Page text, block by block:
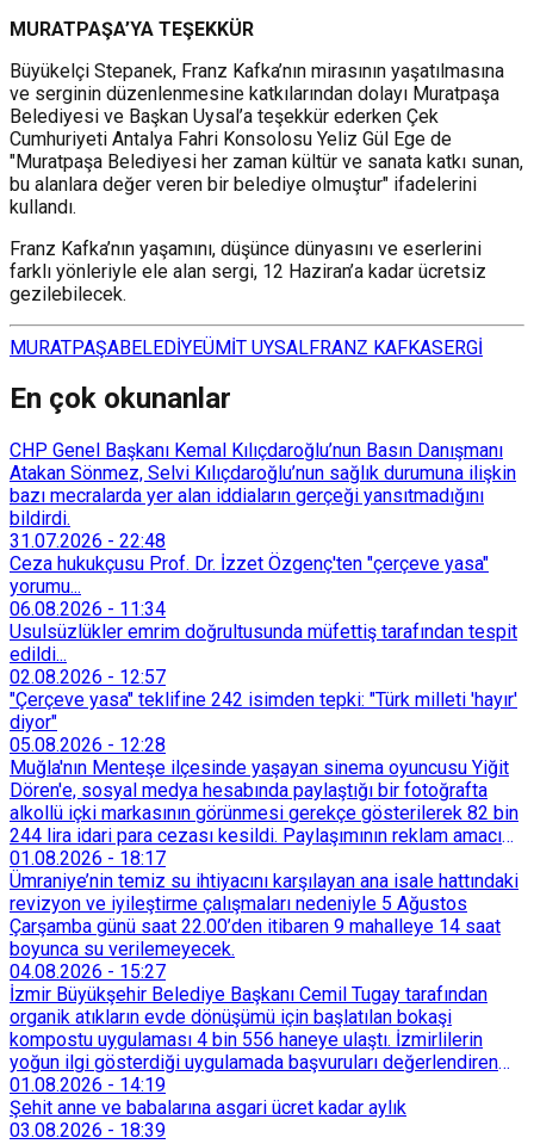
MURATPAŞA’YA TEŞEKKÜR
Büyükelçi Stepanek, Franz Kafka’nın mirasının yaşatılmasına
ve serginin düzenlenmesine katkılarından dolayı Muratpaşa
Belediyesi ve Başkan Uysal’a teşekkür ederken Çek
Cumhuriyeti Antalya Fahri Konsolosu Yeliz Gül Ege de
"Muratpaşa Belediyesi her zaman kültür ve sanata katkı sunan,
bu alanlara değer veren bir belediye olmuştur" ifadelerini
kullandı.
Franz Kafka’nın yaşamını, düşünce dünyasını ve eserlerini
farklı yönleriyle ele alan sergi, 12 Haziran’a kadar ücretsiz
gezilebilecek.
MURATPAŞABELEDİYEÜMİT UYSALFRANZ KAFKASERGİ
En çok okunanlar
CHP Genel Başkanı Kemal Kılıçdaroğlu’nun Basın Danışmanı
Atakan Sönmez, Selvi Kılıçdaroğlu’nun sağlık durumuna ilişkin
bazı mecralarda yer alan iddiaların gerçeği yansıtmadığını
bildirdi.
31.07.2026 - 22:48
Ceza hukukçusu Prof. Dr. İzzet Özgenç'ten "çerçeve yasa"
yorumu...
06.08.2026 - 11:34
Usulsüzlükler emrim doğrultusunda müfettiş tarafından tespit
edildi...
02.08.2026 - 12:57
"Çerçeve yasa" teklifine 242 isimden tepki: "Türk milleti 'hayır'
diyor"
05.08.2026 - 12:28
Muğla'nın Menteşe ilçesinde yaşayan sinema oyuncusu Yiğit
Dören'e, sosyal medya hesabında paylaştığı bir fotoğrafta
alkollü içki markasının görünmesi gerekçe gösterilerek 82 bin
244 lira idari para cezası kesildi. Paylaşımının reklam amacı
taşımadığını savunan Dören, cezanın iptali için yargıya
başvurdu.
01.08.2026 - 18:17
Ümraniye’nin temiz su ihtiyacını karşılayan ana isale hattındaki
revizyon ve iyileştirme çalışmaları nedeniyle 5 Ağustos
Çarşamba günü saat 22.00’den itibaren 9 mahalleye 14 saat
boyunca su verilemeyecek.
04.08.2026 - 15:27
İzmir Büyükşehir Belediye Başkanı Cemil Tugay tarafından
organik atıkların evde dönüşümü için başlatılan bokaşi
kompostu uygulaması 4 bin 556 haneye ulaştı. İzmirlilerin
yoğun ilgi gösterdiği uygulamada başvuruları değerlendiren
Tarımsal Hizmetler Dairesi Başkanlığı, farklı ilçelerde toplam
128 bokaşi kompost eğitimi düzenleyerek İzmirlileri
sürdürülebilir atık yönetimi sistemine dahil etti.
01.08.2026 - 14:19
Şehit anne ve babalarına asgari ücret kadar aylık
03.08.2026 - 18:39